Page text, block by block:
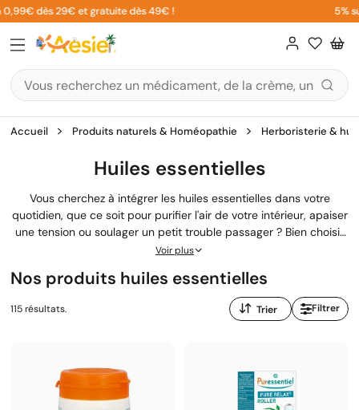
Aller
au
contenu
dès 29€ et gratuite dès 49€ ! 5% sur
Accueil Produits naturels & Homéopathie Herboristerie &
Huiles essentielles
Vous cherchez à intégrer les huiles essentielles dans votre
quotidien, que ce soit pour purifier l'air de votre intérieur, apaiser
une tension ou soulager un petit trouble passager ? Bien choisir
son huile essentielle, c'est d'abord comprendre ses propriétés et
issues de l'agriculture biologique vous permet de profiter des
bienfaits de l'aromathérapie en toute sécurité. Notre équipe de
pharmaciens vous accompagne pour trouver le produit adapté,
Voir plus
Nos produits huiles essentielles
115 résultats.
Trier
par
Filtrer